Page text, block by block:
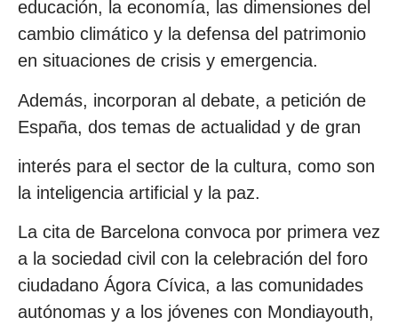
educación, la economía, las dimensiones del
cambio climático y la defensa del patrimonio
en situaciones de crisis y emergencia.
Además, incorporan al debate, a petición de
España, dos temas de actualidad y de gran
interés para el sector de la cultura, como son
la inteligencia artificial y la paz.
La cita de Barcelona convoca por primera vez
a la sociedad civil con la celebración del foro
ciudadano Ágora Cívica, a las comunidades
autónomas y a los jóvenes con Mondiayouth,